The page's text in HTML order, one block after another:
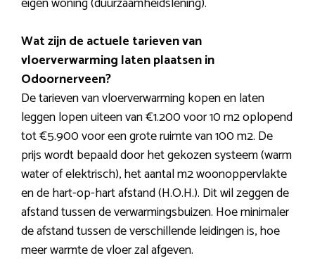
Wat zijn de actuele tarieven van
vloerverwarming laten plaatsen in
Odoornerveen?
De tarieven van vloerverwarming kopen en laten
leggen lopen uiteen van €1.200 voor 10 m2 oplopend
tot €5.900 voor een grote ruimte van 100 m2. De
prijs wordt bepaald door het gekozen systeem (warm
water of elektrisch), het aantal m2 woonoppervlakte
en de hart-op-hart afstand (H.O.H.). Dit wil zeggen de
afstand tussen de verwarmingsbuizen. Hoe minimaler
de afstand tussen de verschillende leidingen is, hoe
meer warmte de vloer zal afgeven.